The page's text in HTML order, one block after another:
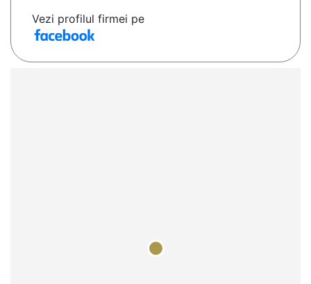
Vezi profilul firmei pe